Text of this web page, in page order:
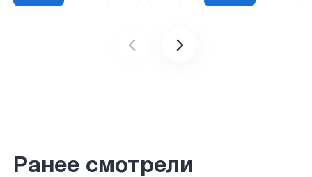
Ранее смотрели